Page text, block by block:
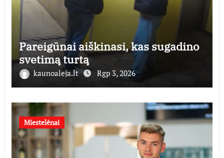
Pareigūnai aiškinasi, kas sugadino
svetimą turtą
kaunoaleja.lt Rgp 3, 2026
Miestelėnai